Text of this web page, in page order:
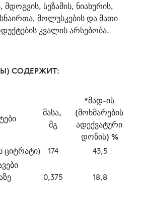
სეზამის, ნიახურის,
მოლუსკების და მათი
კვალის არსებობა.
СОДЕРЖИТ:
მასა,
მგ
*მად-ის
(მოხმარების
ადექვატური
დონის) %
ციტრატი)
174
43,5
0,375 18,8